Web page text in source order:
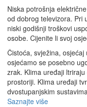
Niska potrošnja
od dobrog televizora. Pri
niski godišnji troškovi
osobe. Cijenite li svoj
Čistoća, svježina,
osjećamo se posebno
zrak. Klima uređaji
prostoriji. Klima uređaji
dvostupanjskim
Saznajte više